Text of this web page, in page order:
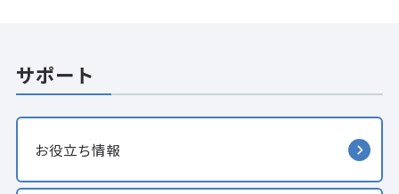
サポート
お役立ち情報